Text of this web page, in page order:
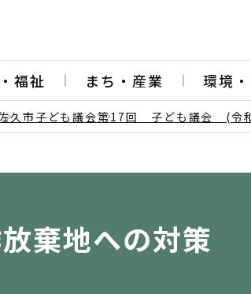
福祉 まち・産業 環境
久市子ども議会第17回 子ども議会 (令
棄地への対策